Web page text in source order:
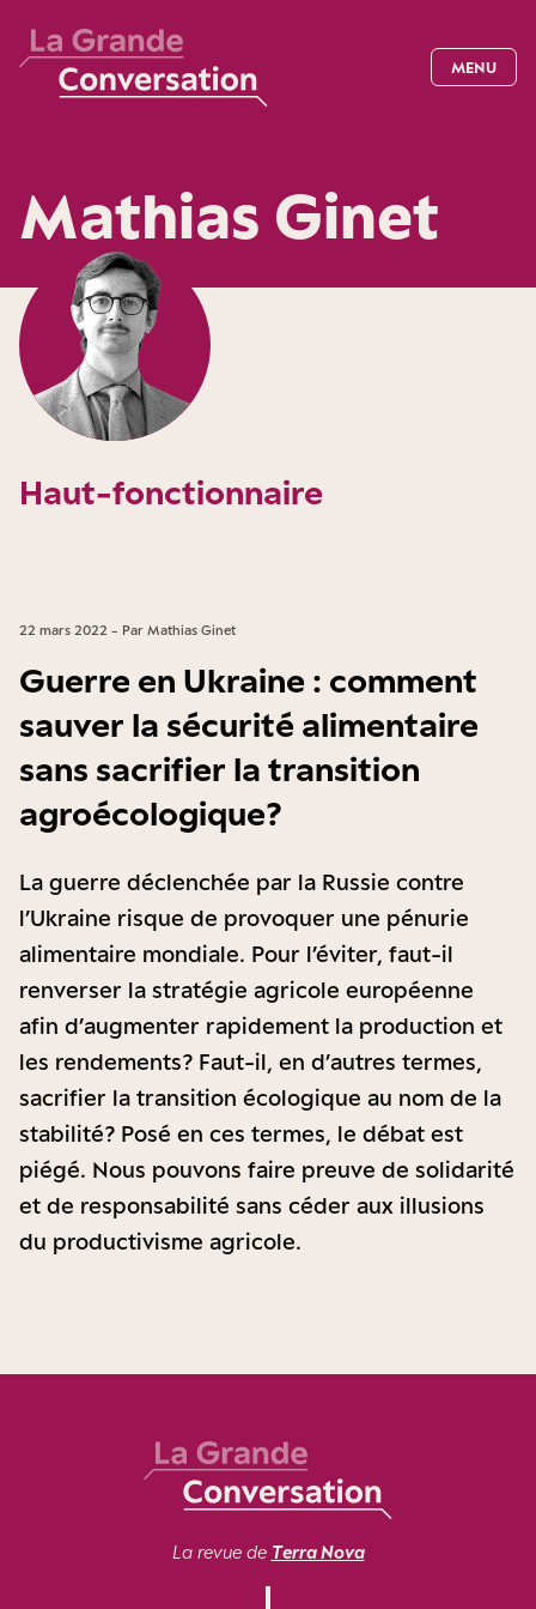
MENU
Mathias Ginet
Haut-fonctionnaire
22 mars 2022 - Par Mathias Ginet
Guerre en Ukraine : comment
sauver la sécurité alimentaire
sans sacrifier la transition
agroécologique ?
La guerre déclenchée par la Russie contre
l’Ukraine risque de provoquer une pénurie
alimentaire mondiale. Pour l’éviter, faut-il
renverser la stratégie agricole européenne
afin d’augmenter rapidement la production et
les rendements ? Faut-il, en d’autres termes,
sacrifier la transition écologique au nom de la
stabilité ? Posé en ces termes, le débat est
piégé. Nous pouvons faire preuve de solidarité
et de responsabilité sans céder aux illusions
du productivisme agricole.
La revue de Terra Nova